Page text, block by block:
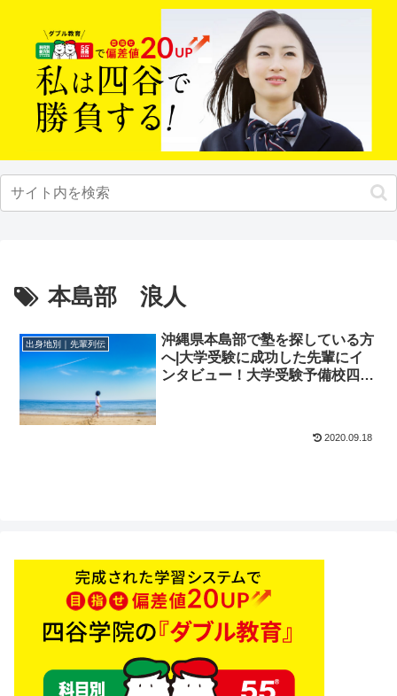
本島部 浪人
出身地別｜先輩列伝
沖縄県本島部で塾を探している方
へ|大学受験に成功した先輩にイ
ンタビュー！大学受験予備校四谷
2020.09.18